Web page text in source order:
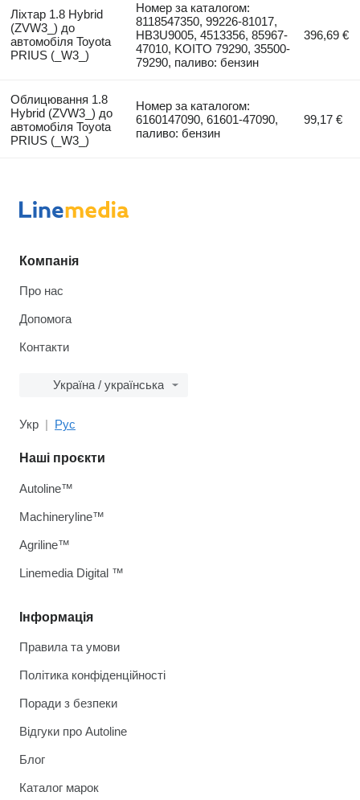
Ліхтар 1.8 Hybrid
(ZVW3_) до
автомобіля Toyota
PRIUS (_W3_)
Номер за каталогом:
8118547350, 99226-81017,
HB3U9005, 4513356, 85967-
47010, KOITO 79290, 35500-
79290, паливо: бензин
396,69 €
Облицювання 1.8
Hybrid (ZVW3_) до
автомобіля Toyota
PRIUS (_W3_)
Номер за каталогом:
6160147090, 61601-47090,
паливо: бензин
99,17 €
Компанія
Про нас
Допомога
Контакти
Україна / українська
Укр Рус
Інформація
Правила та умови
Політика конфіденційності
Поради з безпеки
Відгуки про Autoline
Блог
Каталог марок
Наші проєкти
Autoline™
Machineryline™
Agriline™
Linemedia Digital ™